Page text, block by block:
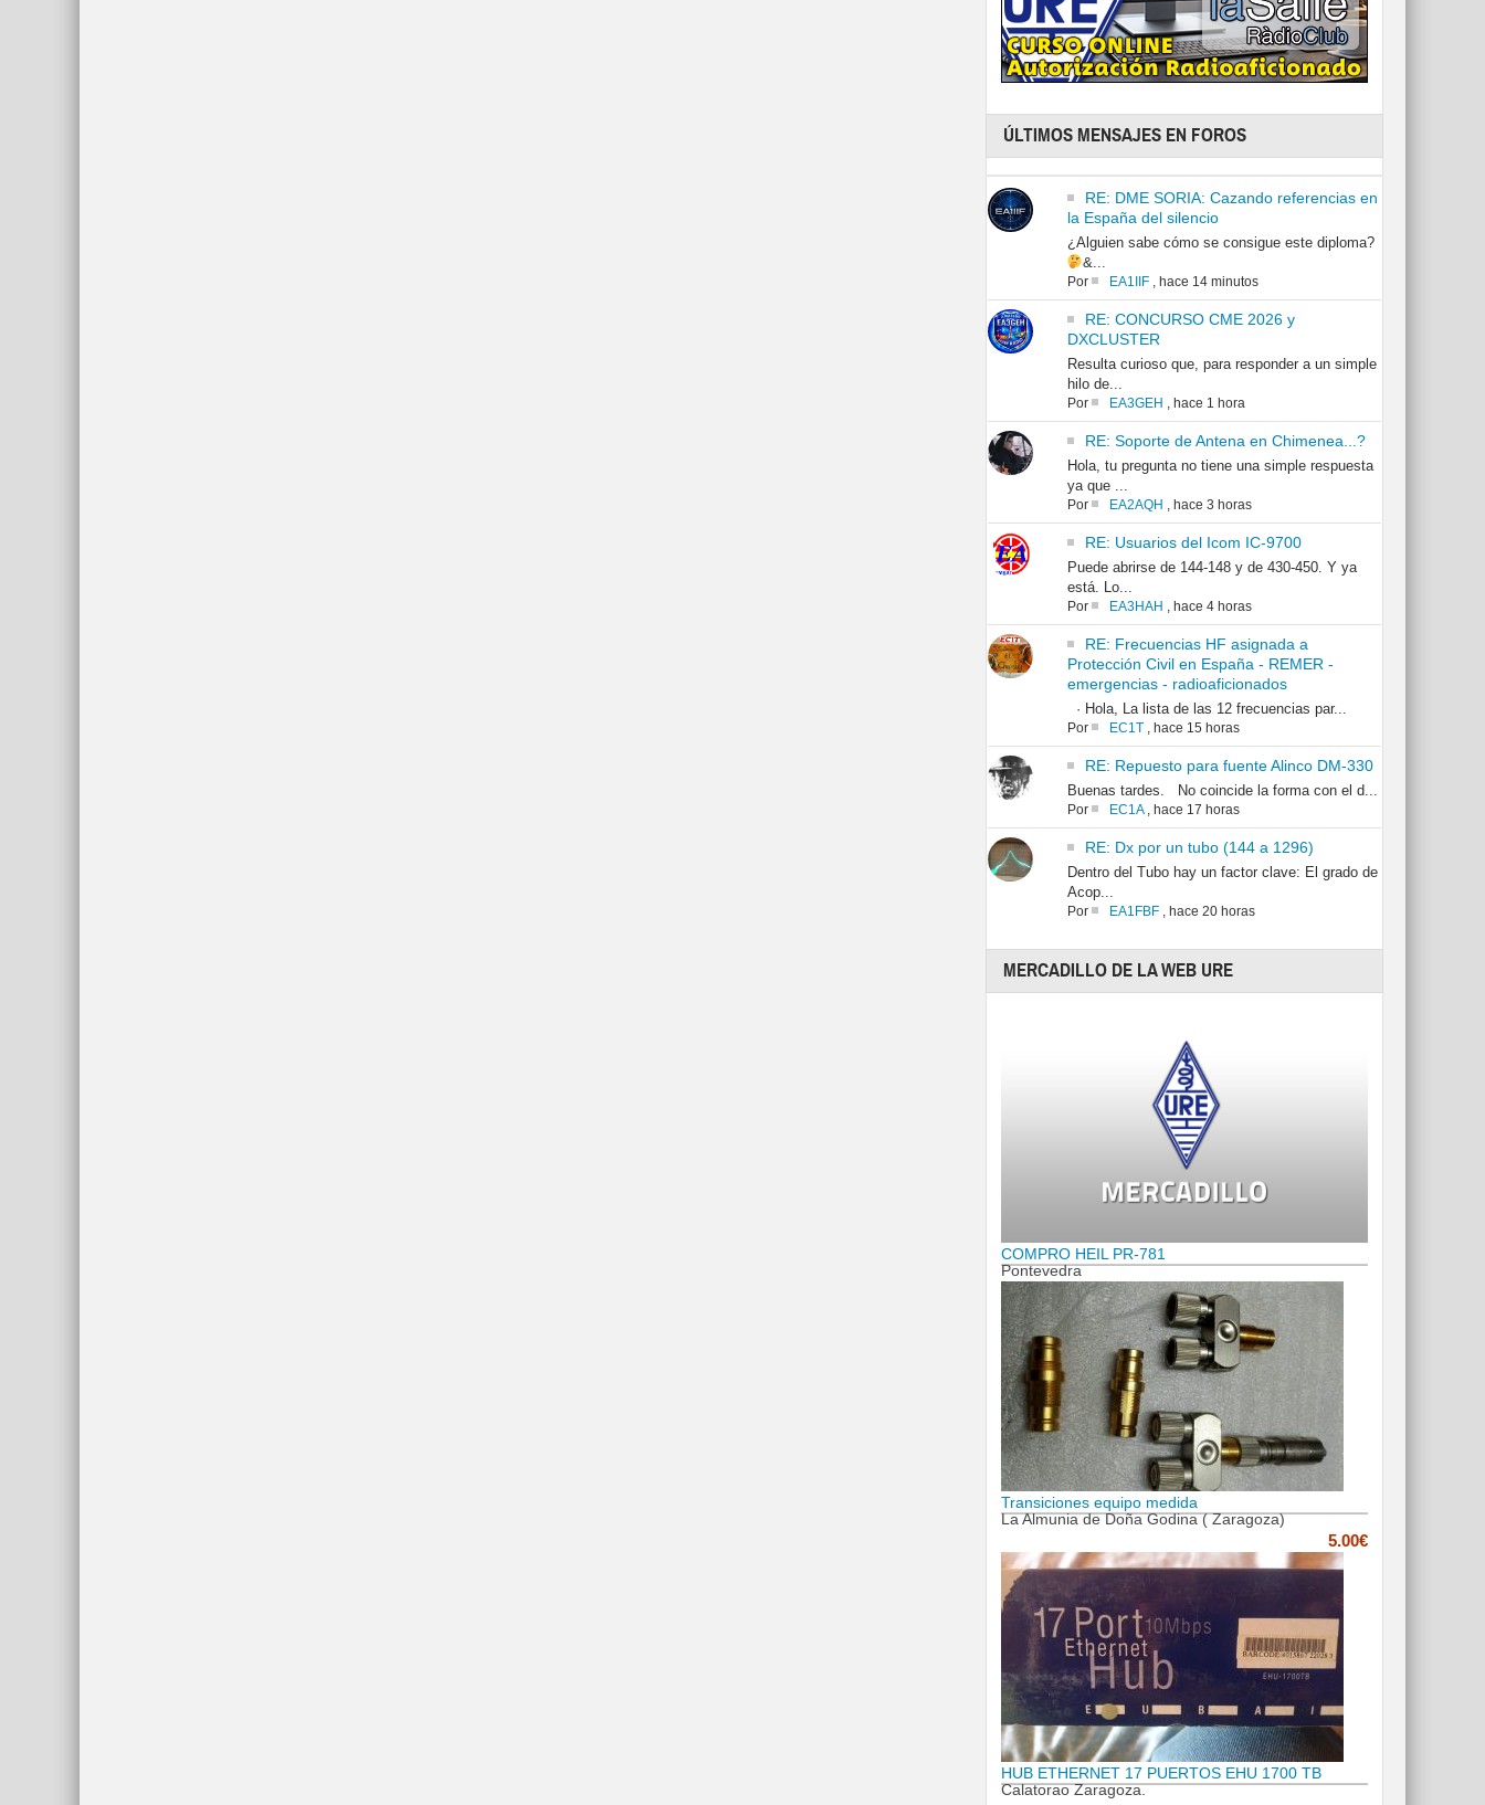
ÚLTIMOS MENSAJES EN FOROS
RE: DME SORIA: Cazando referencias en
la España del silencio
¿Alguien sabe cómo se consigue este diploma?
&...
Por EA1IIF, hace 14 minutos
RE: CONCURSO CME 2026 y
DXCLUSTER
Resulta curioso que, para responder a un simple
hilo de...
Por EA3GEH , hace 1 hora
RE: Soporte de Antena en Chimenea...?
Hola, tu pregunta no tiene una simple respuesta
ya que ...
Por EA2AQH , hace 3 horas
RE: Usuarios del Icom IC-9700
Puede abrirse de 144-148 y de 430-450. Y ya
está. Lo...
Por EA3HAH , hace 4 horas
RE: Frecuencias HF asignada a
Protección Civil en España - REMER -
emergencias - radioaficionados
· Hola, La lista de las 12 frecuencias par...
Por EC1T, hace 15 horas
RE: Repuesto para fuente Alinco DM-330
Buenas tardes. No coincide la forma con el d...
Por EC1A, hace 17 horas
RE: Dx por un tubo (144 a 1296)
Dentro del Tubo hay un factor clave: El grado de
Acop...
Por EA1FBF, hace 20 horas
MERCADILLO DE LA WEB URE
COMPRO HEIL PR-781
Pontevedra
Transiciones equipo medida
La Almunia de Doña Godina ( Zaragoza)
5.00€
HUB ETHERNET 17 PUERTOS EHU 1700 TB
Calatorao Zaragoza.